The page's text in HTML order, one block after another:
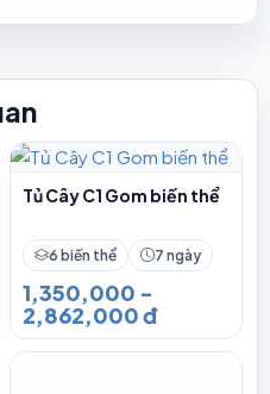
Tủ Cây C1 Gom biến thể
6 biến thể 7 ngày
1,350,000 -
2,862,000 đ